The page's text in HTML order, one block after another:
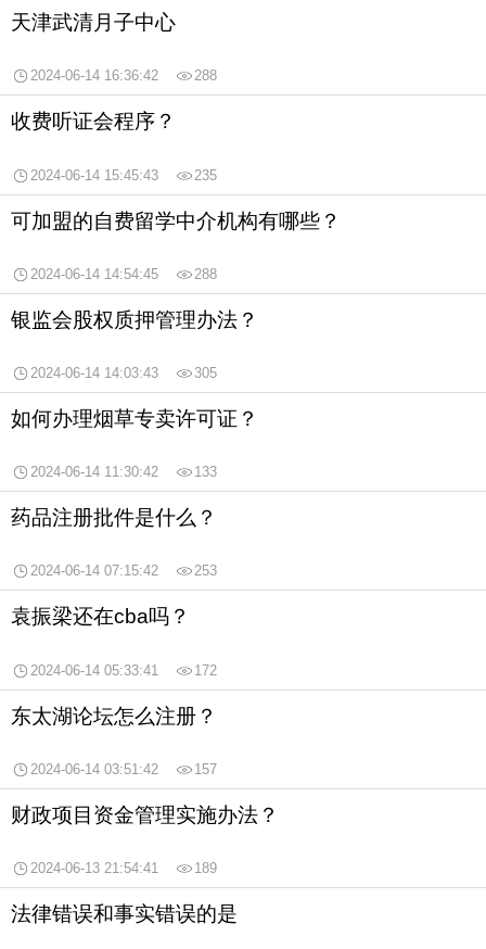
天津武清月子中心
2024-06-14 16:36:42 288
收费听证会程序？
2024-06-14 15:45:43 235
可加盟的自费留学中介机构有哪些？
2024-06-14 14:54:45 288
银监会股权质押管理办法？
2024-06-14 14:03:43 305
如何办理烟草专卖许可证？
2024-06-14 11:30:42 133
药品注册批件是什么？
2024-06-14 07:15:42 253
袁振梁还在cba吗？
2024-06-14 05:33:41 172
东太湖论坛怎么注册？
2024-06-14 03:51:42 157
财政项目资金管理实施办法？
2024-06-13 21:54:41 189
法律错误和事实错误的是